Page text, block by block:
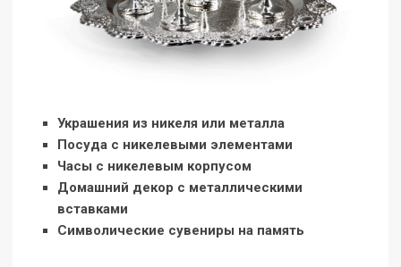
Украшения из никеля или металла
Посуда с никелевыми элементами
Часы с никелевым корпусом
Домашний декор с металлическими
вставками
Символические сувениры на память